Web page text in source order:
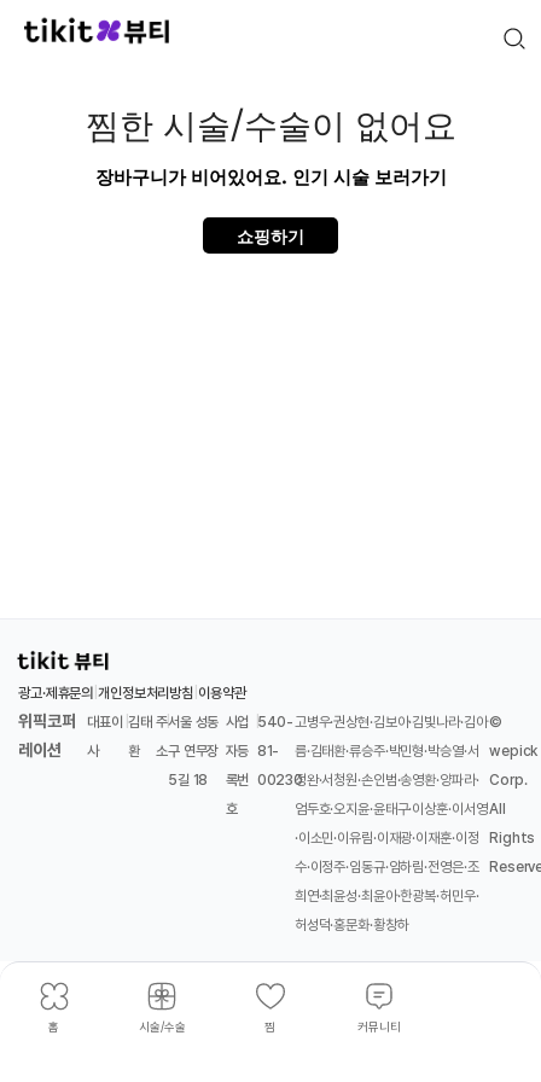
찜한 시술/수술이 없어요
장바구니가 비어있어요. 인기 시술 보러가기
쇼핑하기
광고·제휴문의 |개인정보처리방침 이용약관
위픽코퍼
레이션
대표이
사
|김태
환
주
소
|서울 성동
구 연무장
5길 18
사업
자등
록번
호
|540-
81-
00230
고병우·권상현·김보아·김빛나라·김아
름·김태환·류승주·박민형·박승열·서
정완·서청원·손인범·송영환·양파라·
엄두호·오지윤·윤태구·이상훈·이서영
·이소민·이유림·이재광·이재훈·이정
수·이정주·임동규·임하림·전영은·조
희연·최윤성·최윤아·한광복·허민우·
허성덕·홍문화·황창하
©
wepick
Corp.
All
Rights
홈 시술/수술 찜 커뮤니티